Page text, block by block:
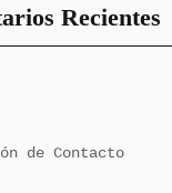
Recientes
de Contacto